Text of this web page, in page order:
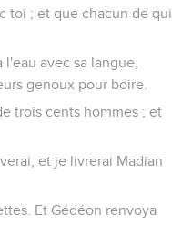
toi ; et que chacun de qui
avec sa langue,
genoux pour boire.
trois cents hommes ; et
et je livrerai Madian
Et Gédéon renvoya